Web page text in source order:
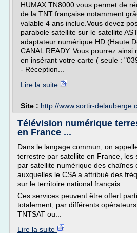
HUMAX TN8000 vous permet de
de la TNT française notamment
valable 4 ans inclue.Vous devez
parabole satellite sur le satellite
adaptateur numérique HD (Haute
CANAL READY. Vous pourrez ainsi
en insérant votre carte ( seule :
- Réception...
Lire la suite
Site : http://www.sortir-
Télévision numérique
en France ...
Dans le langage commun, on
terrestre par satellite en France, les
par satellite numérique des chaînes
auxquelles le CSA a attribué des
sur le territoire national français.
Ces services peuvent être offert
totalement, par différents
TNTSAT ou...
Lire la suite